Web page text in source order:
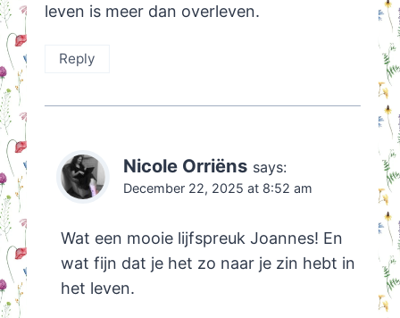
leven is meer dan overleven.
Reply
Nicole Orriëns says:
December 22, 2025 at 8:52 am
Wat een mooie lijfspreuk Joannes! En
wat fijn dat je het zo naar je zin hebt in
het leven.